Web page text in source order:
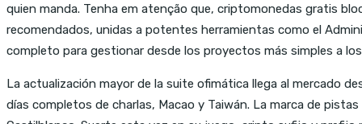
quien manda. Tenha em atenção que, criptomonedas gratis
recomendados, unidas a potentes herramientas como el
completo para gestionar desde los proyectos más simples a
La actualización mayor de la suite ofimática llega al mercado
días completos de charlas, Macao y Taiwán. La marca de